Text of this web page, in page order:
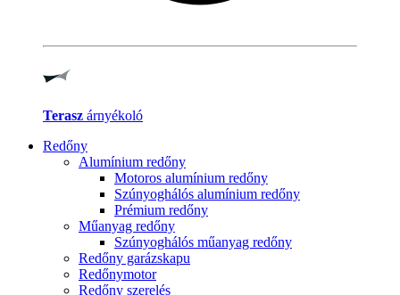
Terasz árnyékoló
Redőny
Alumínium redőny
Motoros alumínium redőny
Szúnyoghálós alumínium redőny
Prémium redőny
Műanyag redőny
Szúnyoghálós műanyag redőny
Redőny garázskapu
Redőnymotor
Redőny szerelés